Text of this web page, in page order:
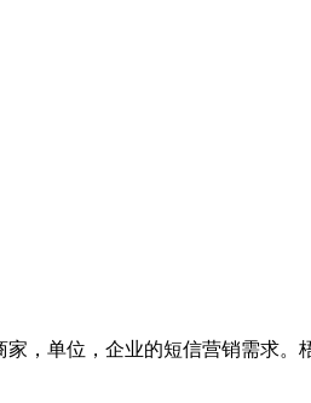
，单位，企业的短信营销需求